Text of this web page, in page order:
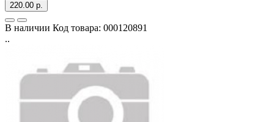
220.00 р.
В наличии Код товара: 000120891
..